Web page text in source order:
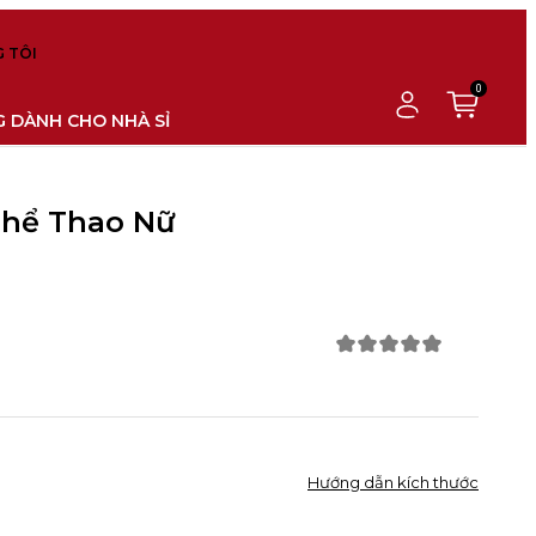
DÀNH CHO NHÀ SỈ
0
TÔI
Hướng dẫn kích thước
Thao Nữ